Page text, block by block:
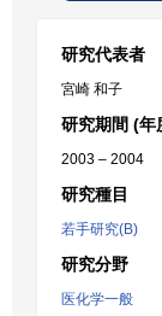
研究代表者
宮崎 和子
研究期間 (年
2003 – 2004
研究種目
若手研究(B)
研究分野
医化学一般